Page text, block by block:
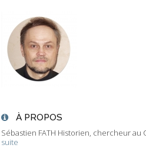
À PROPOS
Sébastien FATH Historien, chercheur au
suite